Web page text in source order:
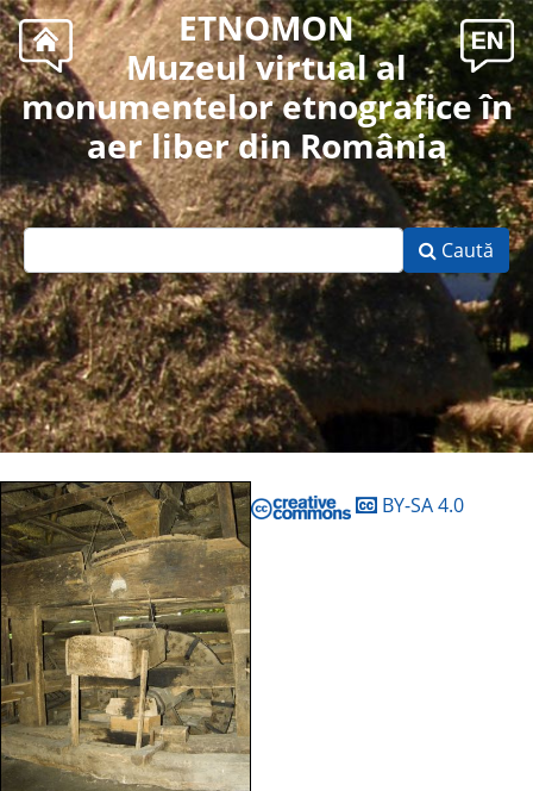
ETNOMON
Muzeul virtual al
monumentelor etnografice în
aer liber din România
Caută
BY-SA 4.0